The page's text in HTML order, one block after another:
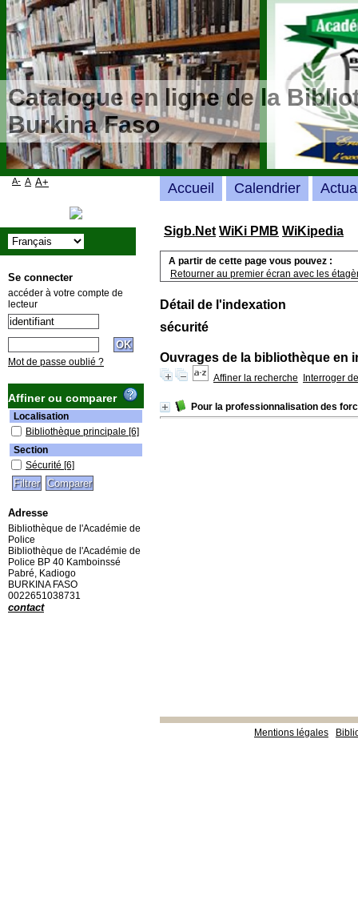
Catalogue en ligne de la
Burkina Faso
Sigb.Net WiKi PMB WiKipedia
A partir de cette page vous pouvez :
Retourner au premier écran avec les
Détail de l'indexation
sécurité
Ouvrages de la bibliothèque en
Affiner la recherche Interroger
Pour la professionnalisation des
Mentions légales
Accueil Calendrier
A- A A+
Se connecter
accéder à votre compte de
lecteur
Mot de passe oublié ?
Affiner ou comparer
Localisation
Bibliothèque principale [6]
Section
Sécurité [6]
Adresse
Bibliothèque de l'Académie de
Police
Bibliothèque de l'Académie de
Police BP 40 Kamboinssé
Pabré, Kadiogo
BURKINA FASO
0022651038731
contact